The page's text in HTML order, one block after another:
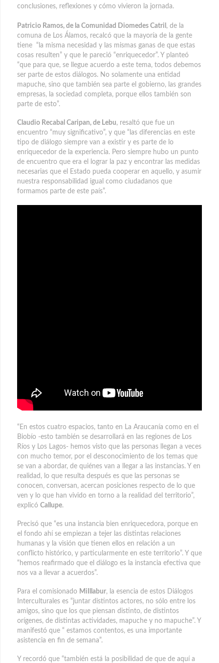
conclusiones, reflexiones y cómo vivieron la jornada.
Patricio Ramos, de la Comunidad Diomedes Catril , de la
comuna de Los Álamos, recalcó que la mayoría de la gente
tiene “la misma necesidad y las mismas ganas de que estas
cosas resulten” y que le pareció “enriquecedor”. Y planteó
“que para que, se llegue acuerdo a este tema, todos debemos
ser parte de estos diálogos. No solamente una entidad
mapuche, sino que también sea parte el gobierno, las grandes
empresas, la sociedad completa, porque ellos también son
parte de esto”.
Claudio Recabal Caripan, de Lebu, resaltó que fue un
encuentro “muy significativo”, y que “las diferencias en este
tipo de diálogo siempre van a existir y es parte de lo
enriquecedor de la experiencia. Pero siempre hubo un punto
de encuentro que era el lograr la paz y encontrar las medidas
necesarias que el Estado pueda cooperar en aquello, y asumir
nuestra responsabilidad igual como ciudadanos que
formamos parte de este país”.
“En estos cuatro espacios, tanto en La Araucanía como en el
Biobío -esto también se desarrollará en las regiones de Los
Ríos y Los Lagos- hemos visto que las personas llegan a veces
con mucho temor, por el desconocimiento de los temas que
se van a abordar, de quiénes van a llegar a las instancias. Y en
realidad, lo que resulta después es que las personas se
conocen, conversan, acercan posiciones respecto de lo que
ven y lo que han vivido en torno a la realidad del territorio”,
explicó Callupe.
Precisó que “es una instancia bien enriquecedora, porque en
el fondo ahí se empiezan a tejer las distintas relaciones
humanas y la visión que tienen ellos en relación a un
conflicto histórico, y particularmente en este territorio”. Y que
“hemos reafirmado que el diálogo es la instancia efectiva que
nos va a llevar a acuerdos”.
Para el comisionado MiIllabur, la esencia de estos Diálogos
Interculturales es “juntar distintos actores, no sólo entre los
amigos, sino que los que piensan distinto, de distintos
orígenes, de distintas actividades, mapuche y no mapuche”. Y
manifestó que “ estamos contentos, es una importante
asistencia en fin de semana”.
Y recordó que “también está la posibilidad de que de aquí a